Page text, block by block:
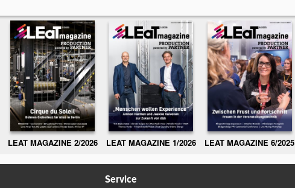
LEAT MAGAZINE 2/2026 LEAT MAGAZINE 1/2026 LEAT MAGAZINE 6/2025
Service